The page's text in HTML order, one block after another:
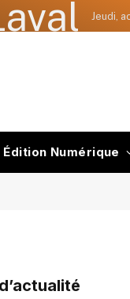
Jeudi,
Édition Numérique